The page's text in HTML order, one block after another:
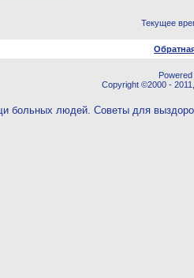
Текущее
Copyright ©2000 -
больных людей. Советы для